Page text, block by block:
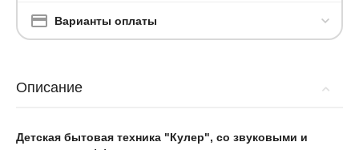
Варианты оплаты
Описание
Детская бытовая техника "Кулер", со звуковыми и